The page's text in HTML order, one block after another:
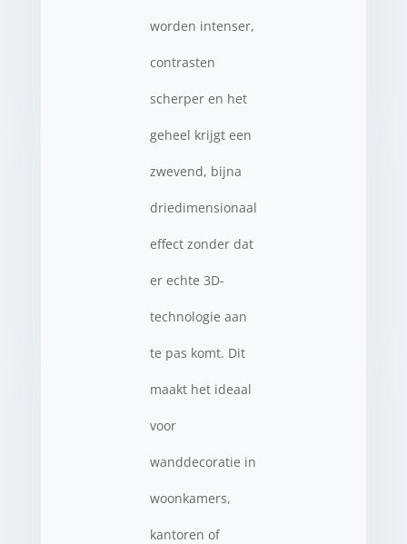
worden intenser,
contrasten
scherper en het
geheel krijgt een
zwevend, bijna
driedimensionaal
effect zonder dat
er echte 3D-
technologie aan
te pas komt. Dit
maakt het ideaal
voor
wanddecoratie in
woonkamers,
kantoren of